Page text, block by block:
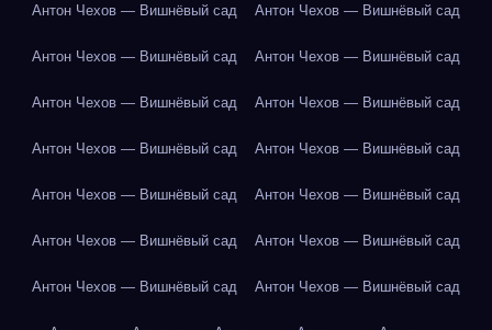
Антон Чехов — Вишнёвый сад Антон Чехов — Вишнёвый сад
Антон Чехов — Вишнёвый сад Антон Чехов — Вишнёвый сад
Антон Чехов — Вишнёвый сад Антон Чехов — Вишнёвый сад
Антон Чехов — Вишнёвый сад Антон Чехов — Вишнёвый сад
Антон Чехов — Вишнёвый сад Антон Чехов — Вишнёвый сад
Антон Чехов — Вишнёвый сад Антон Чехов — Вишнёвый сад
Антон Чехов — Вишнёвый сад Антон Чехов — Вишнёвый сад